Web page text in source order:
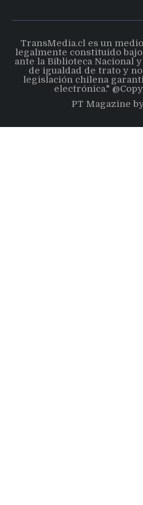
TransMedia.cl es un
legalmente constituido
ante la Biblioteca Nacional
de igualdad de trato y
legislación chilena
electrónica."
PT Magazine